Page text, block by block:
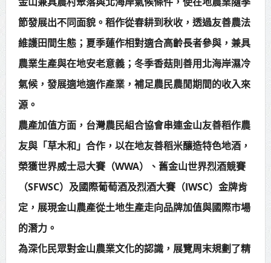
節發展出不同面貌。稻作從春耕到秋收，透過友善農法
維護田間生態；夏季蓮作相對適合高齡長者參與，兼具
農業生產與在地安老意義；冬季香菇則善用北海岸濕冷
氣候，發展適地適作產業，補足農民農閒期間的收入來
源。
農產加值方面，台灣農民組合協會串連金山友善稻作農
友與「草木和」合作，以在地友善稻米釀造特色地酒，
榮獲世界威士忌大賽（WWA）、舊金山世界烈酒競賽
（SFWSC）及國際葡萄酒及烈酒大賽（IWSC）金牌肯
定，展現金山農產從土地生產走向品牌加值與國際市場
的潛力。
為深化民眾對金山農業文化的認識，展覽周末規劃了精